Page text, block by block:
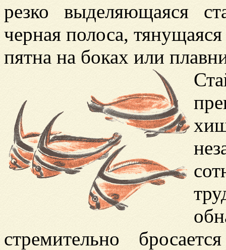
резко выделяющаяся
черная полоса,
пятна на боках или
стремительно